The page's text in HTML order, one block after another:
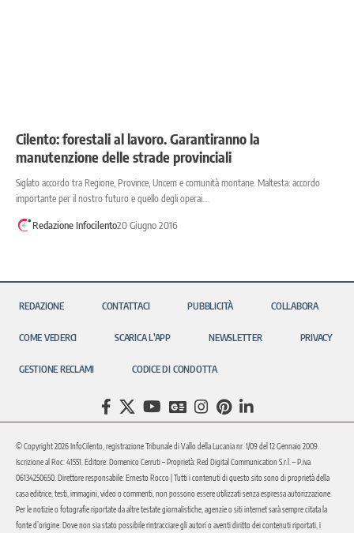
Cilento: forestali al lavoro. Garantiranno la
manutenzione delle strade provinciali
Siglato accordo tra Regione, Province, Uncem e comunità montane. Maltesta: accordo
importante per il nostro futuro e quello degli operai.…
Redazione Infocilento20 Giugno 2016
REDAZIONE CONTATTACI PUBBLICITÀ COLLABORA
COME VEDERCI SCARICA L’APP NEWSLETTER PRIVACY
GESTIONE RECLAMI CODICE DI CONDOTTA
© Copyright 2026 InfoCilento, registrazione Tribunale di Vallo della Lucania nr. 1/09 del 12 Gennaio 2009.
Iscrizione al Roc: 41551. Editore: Domenico Cerruti – Proprietà: Red Digital Communication S.r.l. – P.iva
06134250650. Direttore responsabile: Ernesto Rocco | Tutti i contenuti di questo sito sono di proprietà della
casa editrice, testi, immagini, video o commenti, non possono essere utilizzati senza espressa autorizzazione.
Per le notizie o fotografie riportate da altre testate giornalistiche, agenzie o siti internet sarà sempre citata la
fonte d’origine. Dove non sia stato possibile rintracciare gli autori o aventi diritto dei contenuti riportati, i